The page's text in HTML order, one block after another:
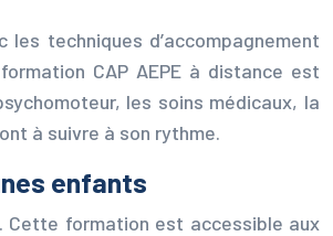
techniques d’accompagnement
CAP AEPE à distance est
les soins médicaux, la
à suivre à son rythme.
enfants
Cette formation est accessible aux